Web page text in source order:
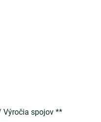
Výročia spojov **